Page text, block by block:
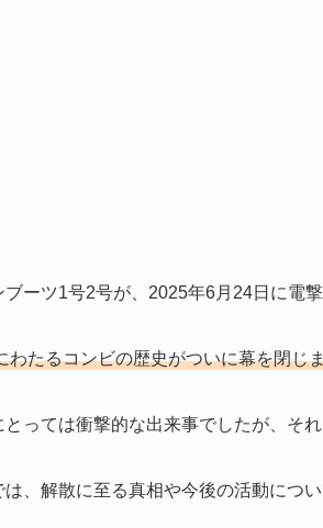
ブーツ1号2号が、2025年6月24日に電
わたるコンビの歴史がついに幕を閉じ
とっては衝撃的な出来事でしたが、そ
は、解散に至る真相や今後の活動につ